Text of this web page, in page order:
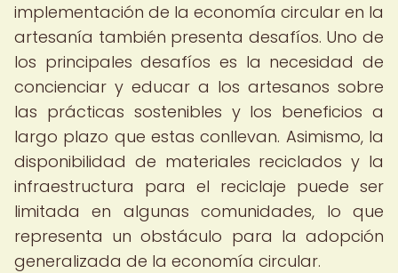
implementación de la economía circular en la
artesanía también presenta desafíos. Uno de
los principales desafíos es la necesidad de
concienciar y educar a los artesanos sobre
las prácticas sostenibles y los beneficios a
largo plazo que estas conllevan. Asimismo, la
disponibilidad de materiales reciclados y la
infraestructura para el reciclaje puede ser
limitada en algunas comunidades, lo que
representa un obstáculo para la adopción
generalizada de la economía circular.